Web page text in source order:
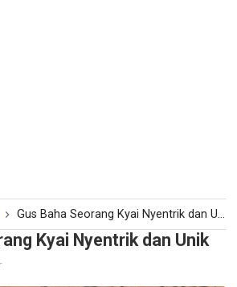
Gus Baha Seorang Kyai Nyentrik dan Unik
Kyai Nyentrik dan Unik